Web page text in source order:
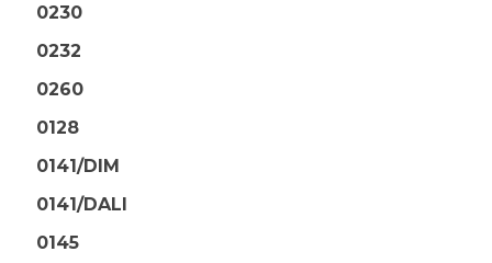
0230
0232
0260
0128
0141/DIM
0141/DALI
0145